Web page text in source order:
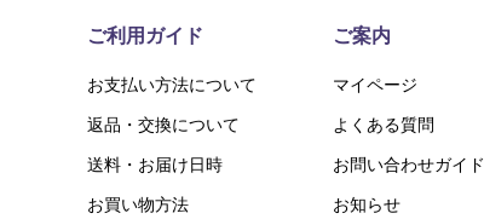
ご利用ガイド
お支払い方法について
返品・交換について
送料・お届け日時
お買い物方法
ご案内
マイページ
よくある質問
お問い合わせガイド
お知らせ